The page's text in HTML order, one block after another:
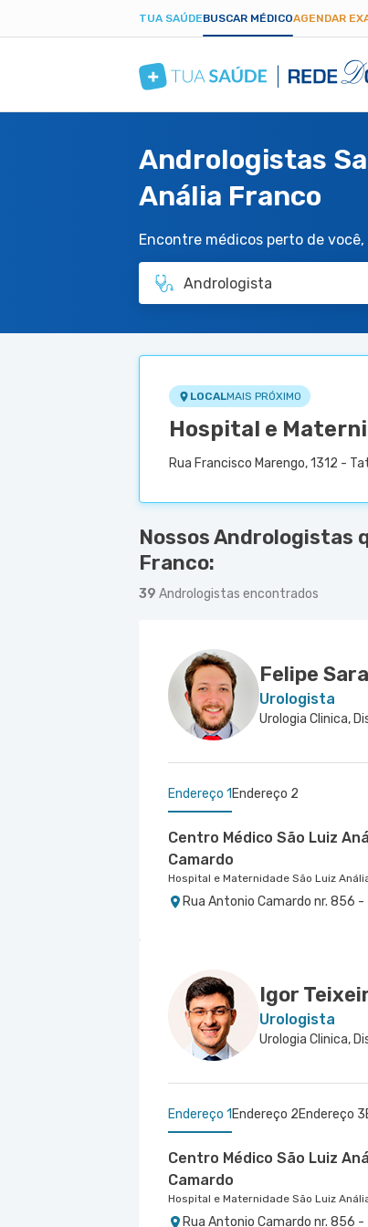
TUA SAÚDEBUSCAR MÉDICOAGENDAR
Andrologistas
Anália Franco
Encontre médicos perto de
LOCALMAIS PRÓXIMO
Hospital e
Rua Francisco Marengo, 1312 -
Nossos Andrologistas
Franco:
39 Andrologistas encontrados
Felipe
Urologista
Endereço 1 Endereço 2
Centro Médico São Luiz
Camardo
Hospital e Maternidade São Luiz
Rua Antonio Camardo nr. 856
Igor
Urologista
Endereço 1 Endereço 2Endereço 3
Centro Médico São Luiz
Camardo
Hospital e Maternidade São Luiz
Rua Antonio Camardo nr. 856